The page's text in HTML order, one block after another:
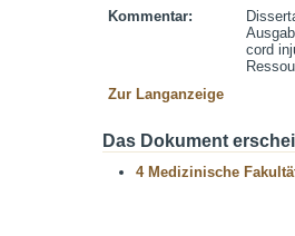
Kommentar:
cord
Zur Langanzeige
Das Dokument
4 Medizinische